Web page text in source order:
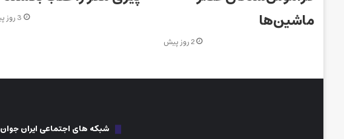
ماشین‌ها
2 روز پیش
3 روز پیش
شبکه های اجتماعی ایران جوان